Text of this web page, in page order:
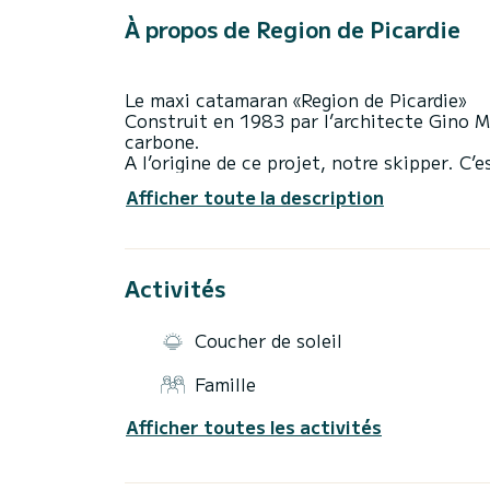
À propos de Region de Picardie
Le maxi catamaran «Region de Picardie»
Construit en 1983 par l’architecte Gino
carbone.
A l’origine de ce projet, notre skipper.
Puis c’est toute une région qui a soutenu
Le skipper a participé à de nombreuses
participer aux manœuvres de bord, en
Navigation au départ de Port Camargue.
Nos excursions dépendent de la météo
Afficher toute la description
Activités
Coucher de soleil
Famille
Afficher toutes les activités